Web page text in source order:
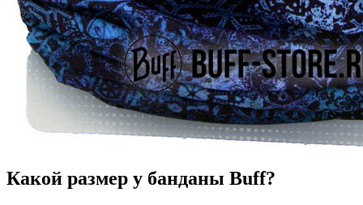
Какой размер у банданы Buff?